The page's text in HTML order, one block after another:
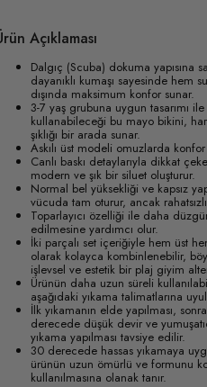
Açıklaması
Dalgıç (Scuba) dokuma yapısına
dayanıklı kumaşı sayesinde hem
dışında maksimum konfor sunar.
3-7 yaş grubuna uygun tasarımı
kullanabileceği bu mayo bikini,
şıklığı bir arada sunar.
Askılı üst modeli omuzlarda
Canlı baskı detaylarıyla dikkat
modern ve şık bir siluet oluşturur.
Normal bel yüksekliği ve kapsız
vücuda tam oturur, ancak
Toparlayıcı özelliği ile daha
edilmesine yardımcı olur.
İki parçalı set içeriğiyle hem üst
olarak kolayca kombinlenebilir,
işlevsel ve estetik bir plaj giyim
Ürünün daha uzun süreli
aşağıdaki yıkama talimatlarına
İlk yıkamanın elde yapılması,
derecede düşük devir ve
yıkama yapılması tavsiye edilir.
30 derecede hassas yıkamaya
ürünün uzun ömürlü ve formunu
kullanılmasına olanak tanır.